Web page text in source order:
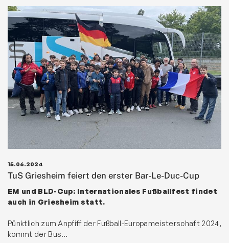
15.06.2024
TuS Griesheim feiert den erster Bar-Le-Duc-Cup
EM und BLD-Cup: Internationales Fußballfest findet
auch in Griesheim statt.
Pünktlich zum Anpfiff der Fußball-Europameisterschaft 2024,
kommt der Bus…